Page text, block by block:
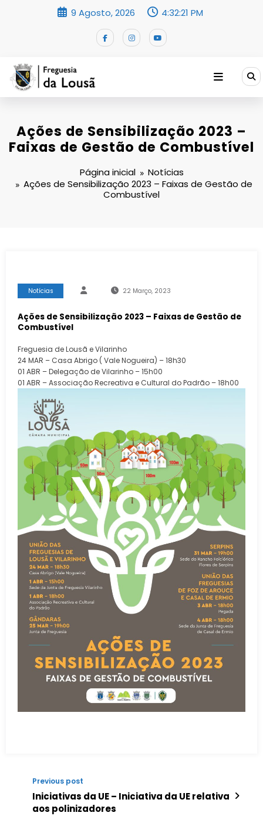
9 Agosto, 2026 4:32:22 PM
Ações de Sensibilização 2023 –
Faixas de Gestão de Combustível
Página inicial
Notícias
Ações de Sensibilização 2023 – Faixas de Gestão de
Combustível
Notícias 22 Março, 2023
Ações de Sensibilização 2023 – Faixas de Gestão de
Combustível
Freguesia de Lousã e Vilarinho
24 MAR – Casa Abrigo ( Vale Nogueira) – 18h30
01 ABR – Delegação de Vilarinho – 15h00
01 ABR – Associação Recreativa e Cultural do Padrão – 18h00
Previous post
Iniciativas da UE – Iniciativa da UE relativa
aos polinizadores